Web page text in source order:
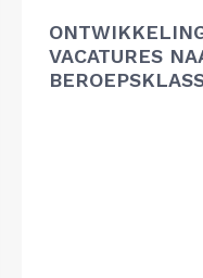
VACATURES